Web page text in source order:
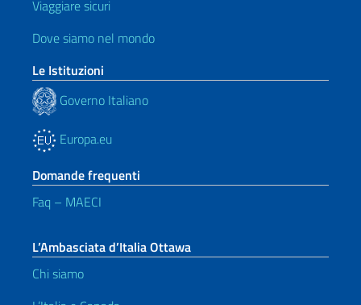
Viaggiare sicuri
Dove siamo nel mondo
Le Istituzioni
Governo Italiano
Europa.eu
Domande frequenti
Faq – MAECI
L’Ambasciata d’Italia Ottawa
Chi siamo